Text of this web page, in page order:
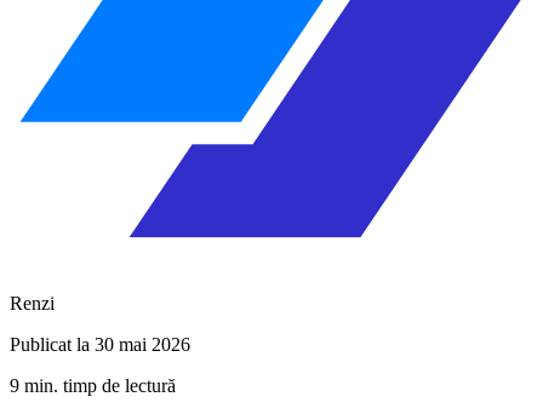
Renzi
Publicat la 30 mai 2026
9 min. timp de lectură